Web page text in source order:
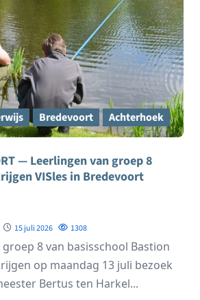
Bredevoort Achterhoek
— Leerlingen van groep 8
VISles in Bredevoort
15 juli 2026 1308
8 van basisschool Bastion
op maandag 13 juli bezoek
Bertus ten Harkel...